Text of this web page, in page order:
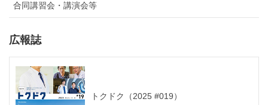
合同講習会・講演会等
広報誌
トクドク（2025 #019）